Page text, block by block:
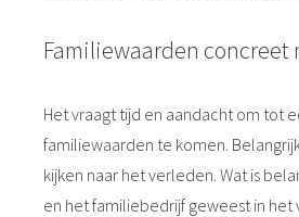
Familiewaarden concreet
Het vraagt tijd en aandacht om tot
familiewaarden te komen.
kijken naar het verleden. Wat is
en het familiebedrijf geweest in het